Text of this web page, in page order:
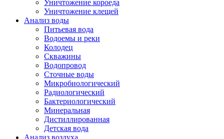
Уничтожение короеда
Уничтожение клещей
Анализ воды
Питьевая вода
Водоемы и реки
Колодец
Скважины
Водопровод
Сточные воды
Микробиологический
Радиологический
Бактериологический
Минеральная
Дистиллированная
Детская вода
Анализ воздуха